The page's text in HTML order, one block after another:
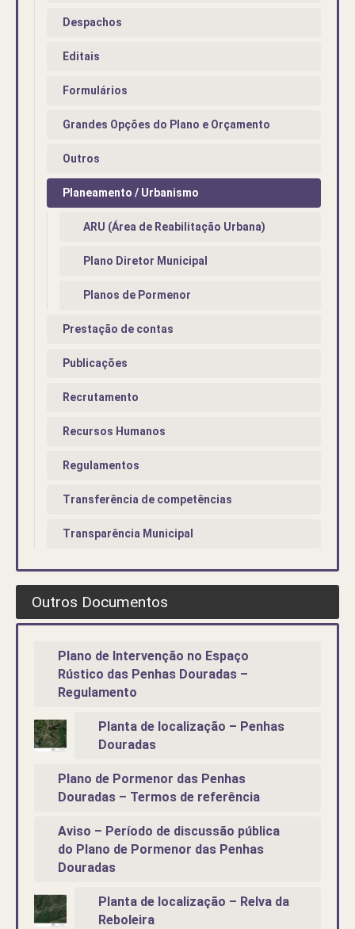
Despachos
Editais
Formulários
Grandes Opções do Plano e Orçamento
Outros
Planeamento / Urbanismo
ARU (Área de Reabilitação Urbana)
Plano Diretor Municipal
Planos de Pormenor
Prestação de contas
Publicações
Recrutamento
Recursos Humanos
Regulamentos
Transferência de competências
Transparência Municipal
Outros Documentos
Plano de Intervenção no Espaço
Rústico das Penhas Douradas –
Regulamento
Planta de localização – Penhas
Douradas
Plano de Pormenor das Penhas
Douradas – Termos de referência
Aviso – Período de discussão pública
do Plano de Pormenor das Penhas
Douradas
Planta de localização – Relva da
Reboleira